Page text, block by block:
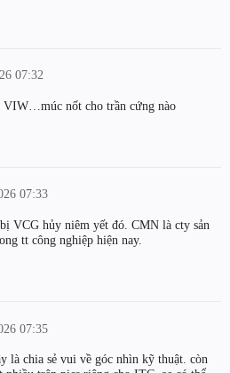
07:32
VIW…múc nốt cho trần cứng nào
07:33
VCG hủy niêm yết đó. CMN là cty sản
tt công nghiệp hiện nay.
07:35
là chia sẻ vui về góc nhìn kỹ thuật. còn